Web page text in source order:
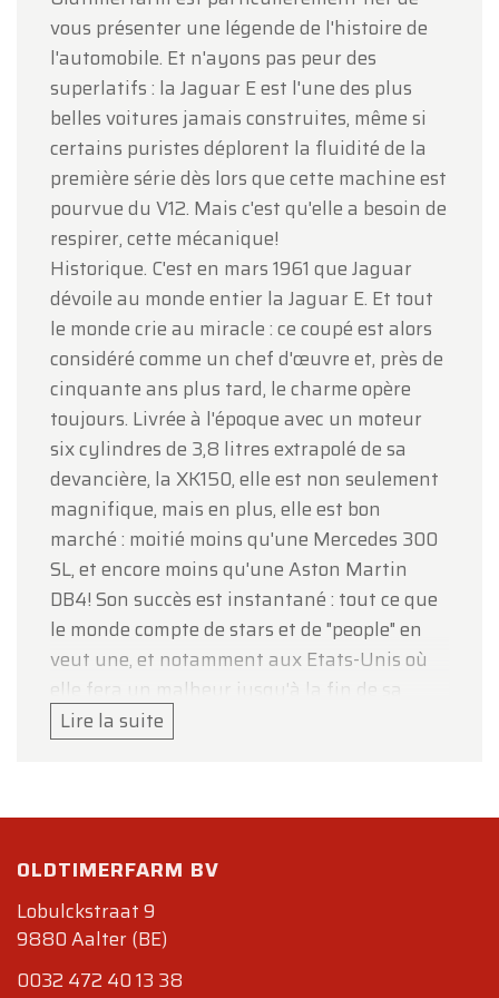
vous présenter une légende de l'histoire de
l'automobile. Et n'ayons pas peur des
superlatifs : la Jaguar E est l'une des plus
belles voitures jamais construites, même si
certains puristes déplorent la fluidité de la
première série dès lors que cette machine est
pourvue du V12. Mais c'est qu'elle a besoin de
respirer, cette mécanique!
Historique. C'est en mars 1961 que Jaguar
dévoile au monde entier la Jaguar E. Et tout
le monde crie au miracle : ce coupé est alors
considéré comme un chef d'œuvre et, près de
cinquante ans plus tard, le charme opère
toujours. Livrée à l'époque avec un moteur
six cylindres de 3,8 litres extrapolé de sa
devancière, la XK150, elle est non seulement
magnifique, mais en plus, elle est bon
marché : moitié moins qu'une Mercedes 300
SL, et encore moins qu'une Aston Martin
DB4! Son succès est instantané : tout ce que
le monde compte de stars et de "people" en
veut une, et notamment aux Etats-Unis où
elle fera un malheur jusqu'à la fin de sa
production (83% des Type E traverseront
immédiatement après (1970) une troisième
s'explique par le fait que les USA ont
entrepris, sous la pression de Ralph Nader,
une politique de sécurisation des voitures
être mieux protégés mais, paradoxalement,
Lire la suite
OLDTIMERFARM BV
Lobulckstraat 9
9880 Aalter (BE)
0032 472 40 13 38